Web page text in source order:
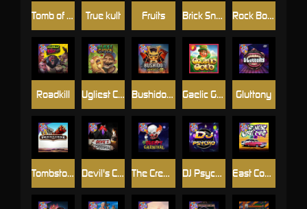
Roadkill
Rock Bottom
Brick Snake 2000
Devil's Crossroad
Tomb of Akhenaten
Gluttony
Fruits
DJ Psycho
Tombstone
Gaelic Gold
East Coast Vs West Coast
The Creepy Carnival
True kult
Bushido Way xNudge
Ugliest Catch